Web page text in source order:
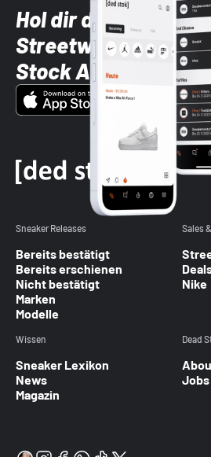
Hol dir die neuesten
Streetwear-Brands
Stock App
Sneaker Releases
Bereits bestätigt
Bereits erschienen
Nicht bestätigt
Marken
Modelle
Sales
Nike
Wissen
Sneaker Lexikon
News
Magazin
Dead
Jobs